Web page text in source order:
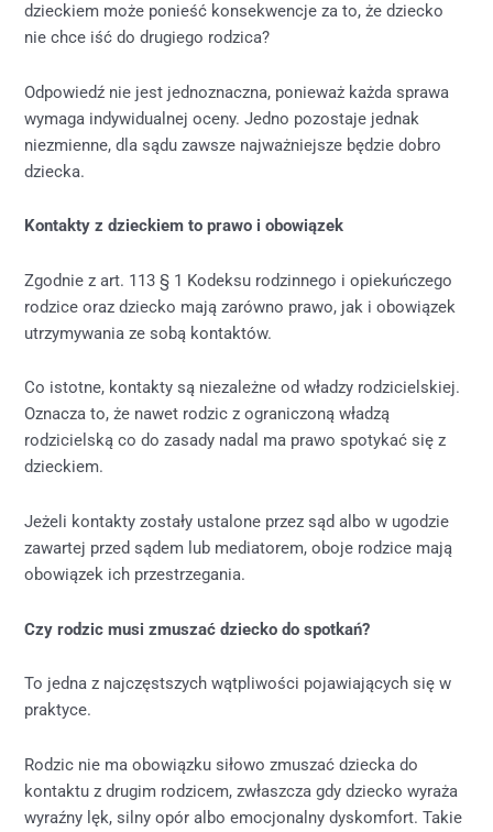
dzieckiem może ponieść konsekwencje za to, że dziecko
nie chce iść do drugiego rodzica?
Odpowiedź nie jest jednoznaczna, ponieważ każda sprawa
wymaga indywidualnej oceny. Jedno pozostaje jednak
niezmienne, dla sądu zawsze najważniejsze będzie dobro
dziecka.
Kontakty z dzieckiem to prawo i obowiązek
Zgodnie z art. 113 § 1 Kodeksu rodzinnego i opiekuńczego
rodzice oraz dziecko mają zarówno prawo, jak i obowiązek
utrzymywania ze sobą kontaktów.
Co istotne, kontakty są niezależne od władzy rodzicielskiej.
Oznacza to, że nawet rodzic z ograniczoną władzą
rodzicielską co do zasady nadal ma prawo spotykać się z
dzieckiem.
Jeżeli kontakty zostały ustalone przez sąd albo w ugodzie
zawartej przed sądem lub mediatorem, oboje rodzice mają
obowiązek ich przestrzegania.
Czy rodzic musi zmuszać dziecko do spotkań?
To jedna z najczęstszych wątpliwości pojawiających się w
praktyce.
Rodzic nie ma obowiązku siłowo zmuszać dziecka do
kontaktu z drugim rodzicem, zwłaszcza gdy dziecko wyraża
wyraźny lęk, silny opór albo emocjonalny dyskomfort. Takie